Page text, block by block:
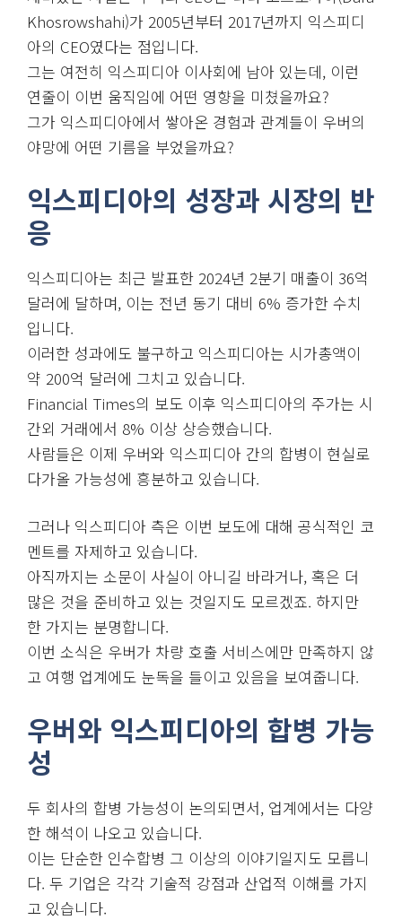
Khosrowshahi)가 2005년부터 2017년까지 익스피디
아의 CEO였다는 점입니다.
그는 여전히 익스피디아 이사회에 남아 있는데, 이런
연줄이 이번 움직임에 어떤 영향을 미쳤을까요?
그가 익스피디아에서 쌓아온 경험과 관계들이 우버의
야망에 어떤 기름을 부었을까요?
익스피디아의 성장과 시장의 반
응
익스피디아는 최근 발표한 2024년 2분기 매출이 36억
달러에 달하며, 이는 전년 동기 대비 6% 증가한 수치
입니다.
이러한 성과에도 불구하고 익스피디아는 시가총액이
약 200억 달러에 그치고 있습니다.
Financial Times의 보도 이후 익스피디아의 주가는 시
간외 거래에서 8% 이상 상승했습니다.
사람들은 이제 우버와 익스피디아 간의 합병이 현실로
다가올 가능성에 흥분하고 있습니다.
그러나 익스피디아 측은 이번 보도에 대해 공식적인 코
멘트를 자제하고 있습니다.
아직까지는 소문이 사실이 아니길 바라거나, 혹은 더
많은 것을 준비하고 있는 것일지도 모르겠죠. 하지만
한 가지는 분명합니다.
이번 소식은 우버가 차량 호출 서비스에만 만족하지 않
고 여행 업계에도 눈독을 들이고 있음을 보여줍니다.
우버와 익스피디아의 합병 가능
성
두 회사의 합병 가능성이 논의되면서, 업계에서는 다양
한 해석이 나오고 있습니다.
이는 단순한 인수합병 그 이상의 이야기일지도 모릅니
다. 두 기업은 각각 기술적 강점과 산업적 이해를 가지
고 있습니다.